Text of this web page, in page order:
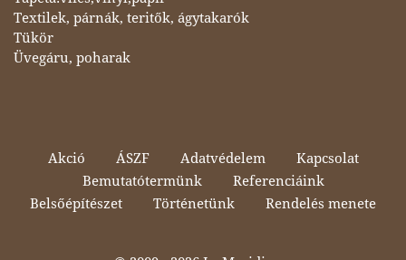
Textilek, párnák, teritők, ágytakarók
Tükör
Üvegáru, poharak
Akció ÁSZF Adatvédelem
Kapcsolat
Bemutatótermünk
Referenciáink
Belsőépítészet
Történetünk Rendelés menete